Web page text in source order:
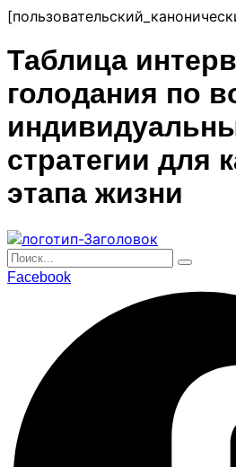
перейти
содержанию
Таблица
голодания по
стратегии для
этапа жизни
Facebook